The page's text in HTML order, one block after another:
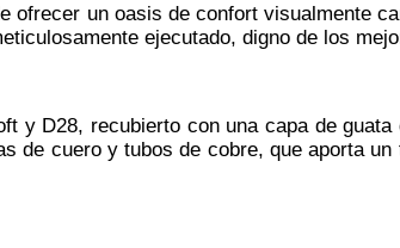
ofrecer un oasis de confort visualmente
ejecutado, digno de los
y D28, recubierto con una capa de
de cuero y tubos de cobre, que aporta